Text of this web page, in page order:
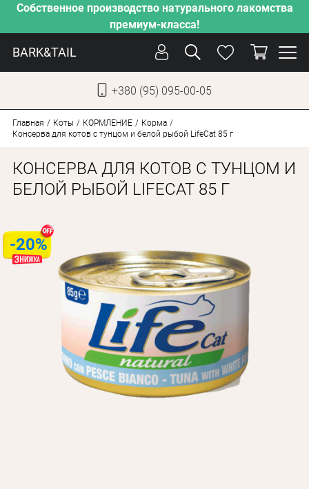
Собственное производство натурального лакомства
премиум-класса!
BARK&TAIL
+380 (95) 095-00-05
УХОД
ЗАБОТА
НОВИНКИ
АКЦИИ
ДЛЯ СОБАК
Оплата и доставка
Программа лояльности
О Нас
Главная Коты КОРМЛЕНИЕ
Корма
Консерва для котов с тунцом и белой рыбой LifeCat 85 г
КОНСЕРВА ДЛЯ КОТОВ С ТУНЦОМ И
БЕЛОЙ РЫБОЙ LIFECAT 85 Г
-20%